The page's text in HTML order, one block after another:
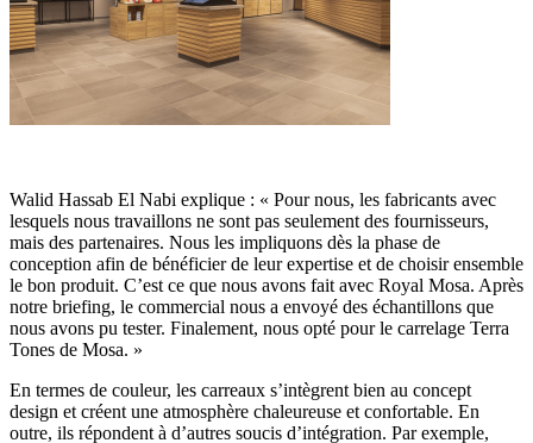
Walid Hassab El Nabi explique : « Pour nous, les fabricants avec
lesquels nous travaillons ne sont pas seulement des fournisseurs,
mais des partenaires. Nous les impliquons dès la phase de
conception afin de bénéficier de leur expertise et de choisir ensemble
le bon produit. C’est ce que nous avons fait avec Royal Mosa. Après
notre briefing, le commercial nous a envoyé des échantillons que
nous avons pu tester. Finalement, nous opté pour le carrelage Terra
Tones de Mosa. »
En termes de couleur, les carreaux s’intègrent bien au concept
design et créent une atmosphère chaleureuse et confortable. En
outre, ils répondent à d’autres soucis d’intégration. Par exemple,